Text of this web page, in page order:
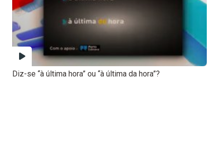
Diz-se “à última hora” ou “à última da hora”?